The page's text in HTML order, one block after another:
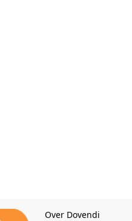
Over Dovendi